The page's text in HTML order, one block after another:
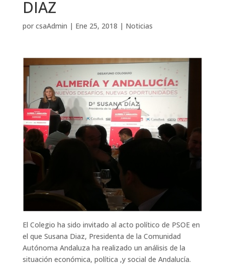
DIAZ
por csaAdmin | Ene 25, 2018 | Noticias
El Colegio ha sido invitado al acto político de PSOE en
el que Susana Diaz, Presidenta de la Comunidad
Autónoma Andaluza ha realizado un análisis de la
situación económica, política ,y social de Andalucía.